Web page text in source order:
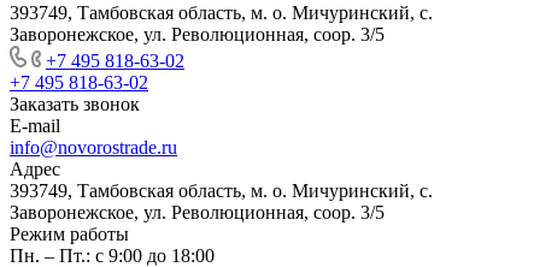
393749, Тамбовская область, м. о. Мичуринский, с.
Заворонежское, ул. Революционная, соор. 3/5
+7 495 818-63-02
+7 495 818-63-02
Заказать звонок
E-mail
info@novorostrade.ru
Адрес
393749, Тамбовская область, м. о. Мичуринский, с.
Заворонежское, ул. Революционная, соор. 3/5
Режим работы
Пн. – Пт.: с 9:00 до 18:00